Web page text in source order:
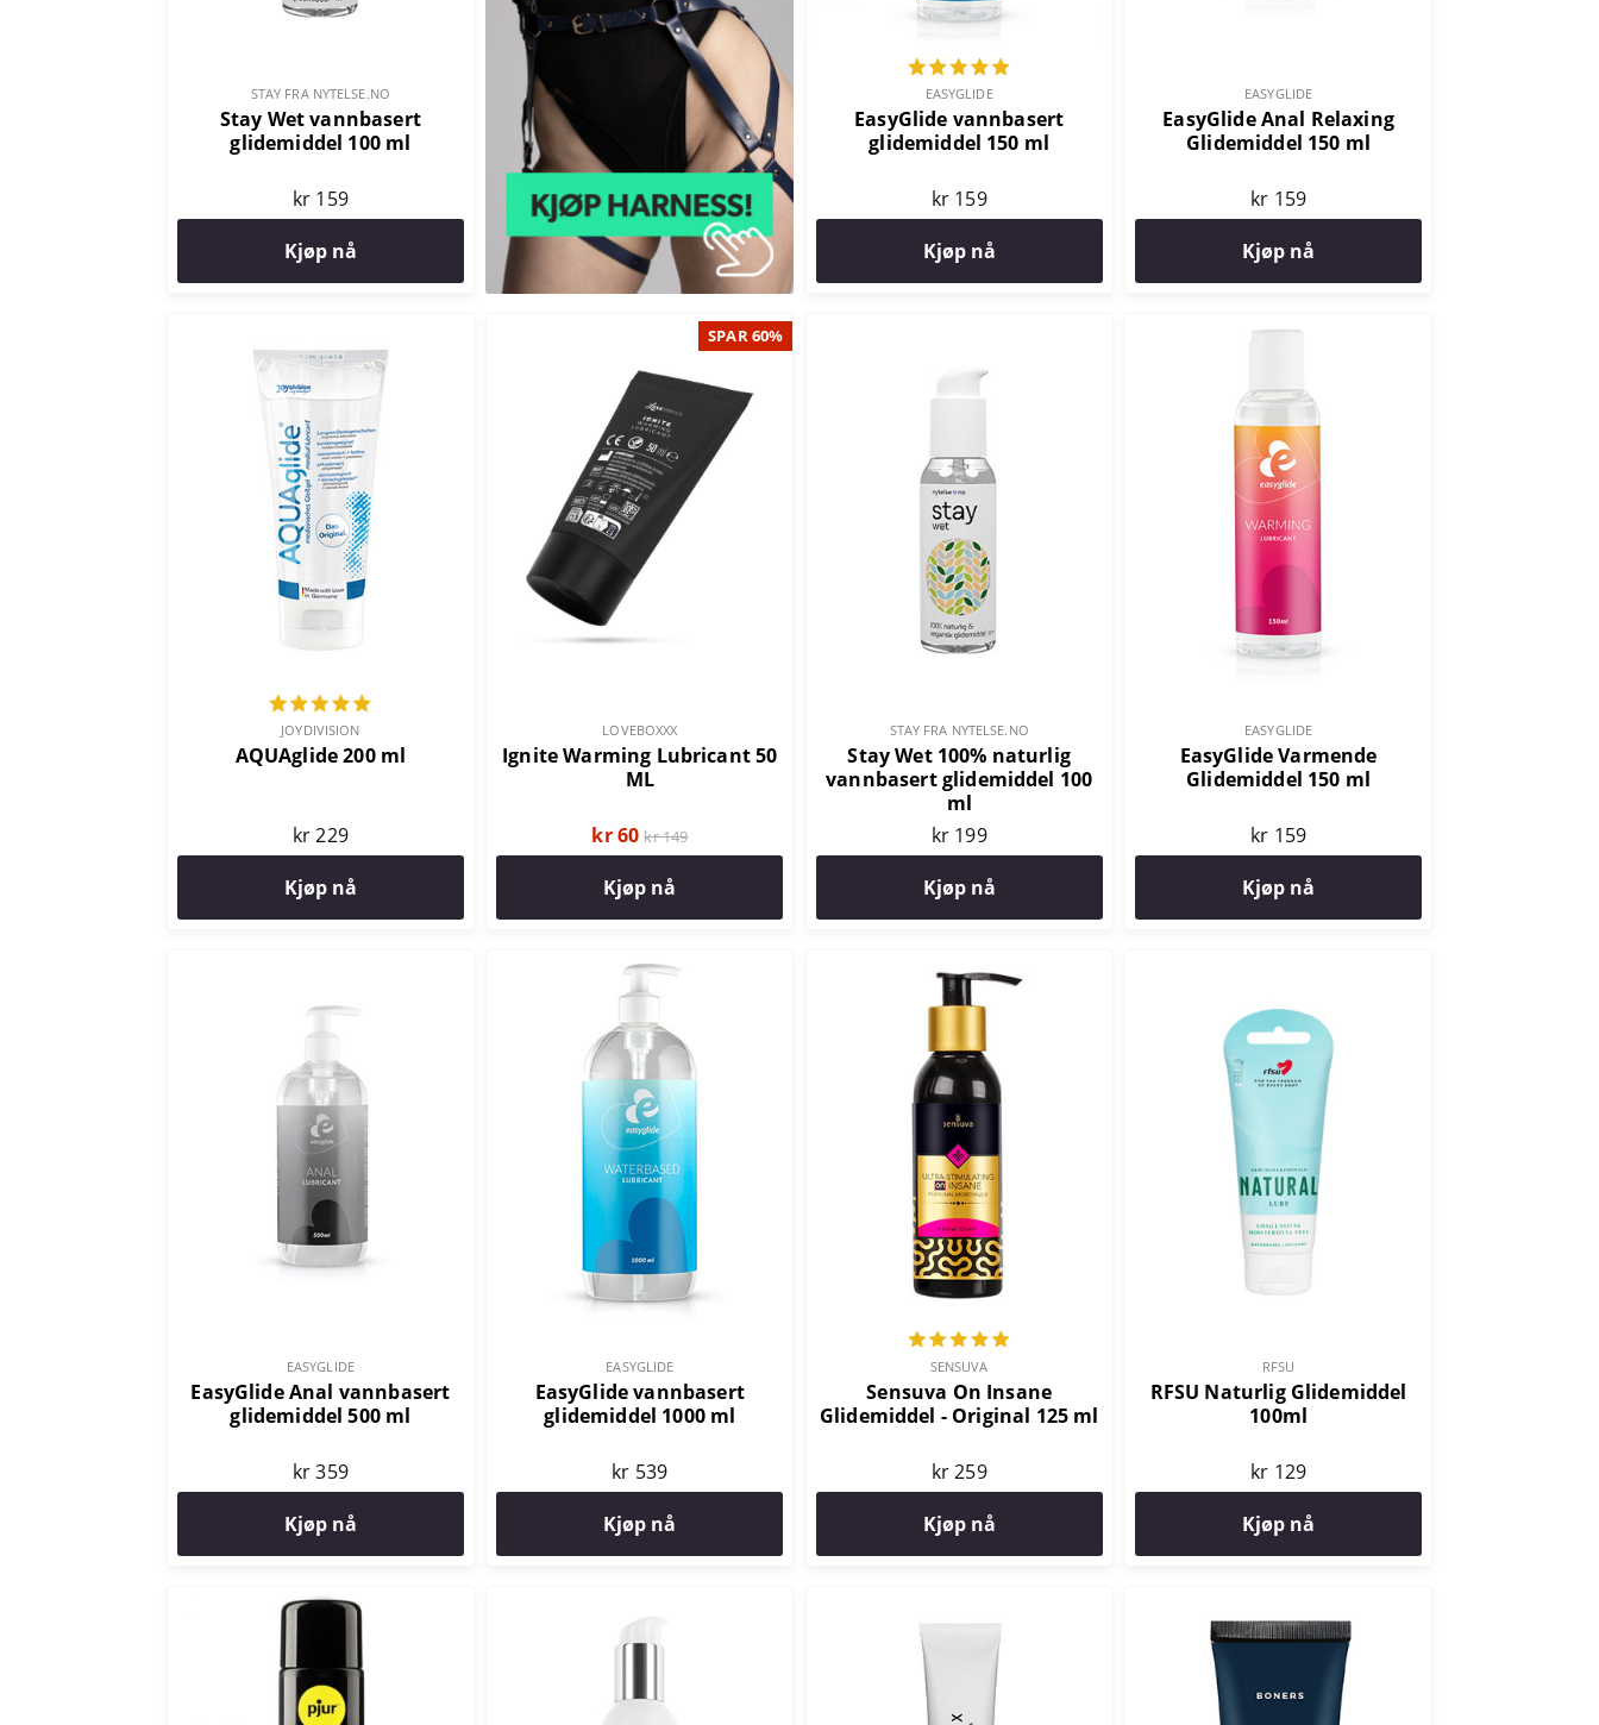
STAY FRA NYTELSE.NO
Stay Wet vannbasert
glidemiddel 100 ml
kr 159
Kjøp nå
EASYGLIDE
EasyGlide vannbasert
glidemiddel 150 ml
kr 159
Kjøp nå
EASYGLIDE
EasyGlide Anal Relaxing
Glidemiddel 150 ml
kr 159
Kjøp nå
JOYDIVISION
AQUAglide 200 ml
kr 229
Kjøp nå
SPAR 60%
LOVEBOXXX
Ignite Warming Lubricant 50
ML
kr 60 kr 149
Kjøp nå
STAY FRA NYTELSE.NO
Stay Wet 100% naturlig
vannbasert glidemiddel 100
ml
kr 199
Kjøp nå
EASYGLIDE
EasyGlide Varmende
Glidemiddel 150 ml
kr 159
Kjøp nå
EASYGLIDE
EasyGlide Anal vannbasert
glidemiddel 500 ml
kr 359
Kjøp nå
EASYGLIDE
EasyGlide vannbasert
glidemiddel 1000 ml
kr 539
Kjøp nå
SENSUVA
Sensuva On Insane
Glidemiddel - Original 125 ml
kr 259
Kjøp nå
RFSU
RFSU Naturlig Glidemiddel
100ml
kr 129
Kjøp nå